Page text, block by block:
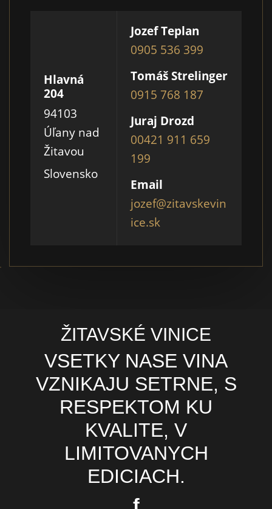
Hlavná
204
94103
Úľany nad
Žitavou
Slovensko
Jozef Teplan
0905 536 399
Tomáš Strelinger
0915 768 187
Juraj Drozd
00421 911 659
199
Email
jozef@zitavskevin
ice.sk
ŽITAVSKÉ VINICE
VSETKY NASE VINA
VZNIKAJU SETRNE, S
RESPEKTOM KU
KVALITE, V
LIMITOVANYCH
EDICIACH.